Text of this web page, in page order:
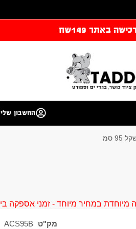
באתר 149שח
החשבון שלי
סמ
מיוחד - זמני אספקה בין 40 ל 90 ימי עסקים צור קשר
מק"ט ACS95B